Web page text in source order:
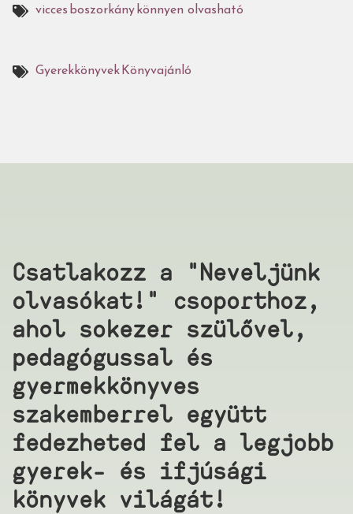
vicces boszorkány könnyen olvasható
Gyerekkönyvek Könyvajánló
Csatlakozz a "Neveljünk
olvasókat!" csoporthoz,
ahol sokezer szülővel,
pedagógussal és
gyermekkönyves
szakemberrel együtt
fedezheted fel a legjobb
gyerek- és ifjúsági
könyvek világát!